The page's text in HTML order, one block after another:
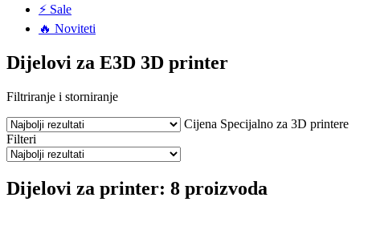
⚡ Sale
🔥 Noviteti
Dijelovi za E3D 3D printer
Filtriranje i storniranje
Cijena Specijalno za 3D printere
Filteri
Dijelovi za printer: 8 proizvoda